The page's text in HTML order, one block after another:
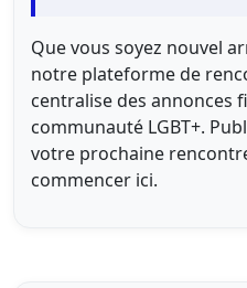
Que vous soyez nouvel
notre plateforme de
centralise des annonces
communauté LGBT+.
votre prochaine
commencer ici.